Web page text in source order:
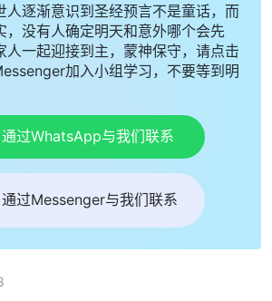
人逐渐意识到圣经预言不是童话，而
，没有人确定明天和意外哪个会先
人一起迎接到主，蒙神保守，请点击
加入小组学习，不要等到明
通过WhatsApp与我们联系
通过Messenger与我们联系